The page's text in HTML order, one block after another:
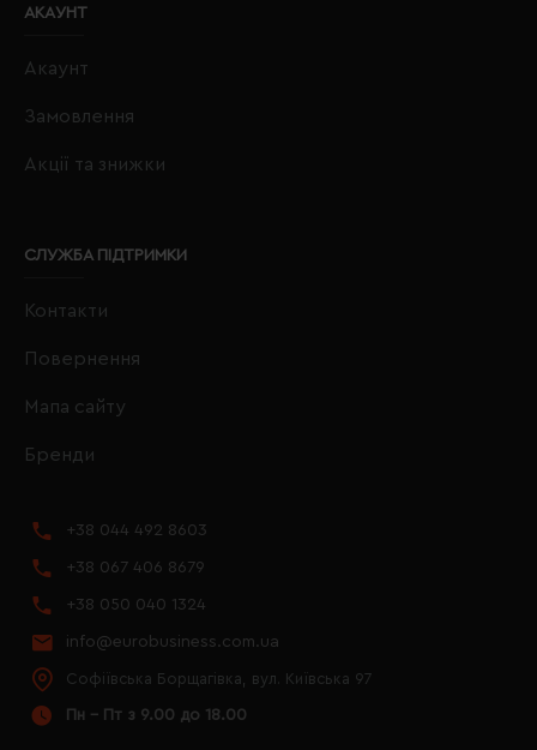
АКАУНТ
Акаунт
Замовлення
Акції та знижки
СЛУЖБА ПІДТРИМКИ
Контакти
Повернення
Мапа сайту
Бренди
+38 044 492 8603
+38 067 406 8679
+38 050 040 1324
info@eurobusiness.com.ua
Софіївська Борщагівка, вул. Київська 97
Пн - Пт з 9.00 до 18.00